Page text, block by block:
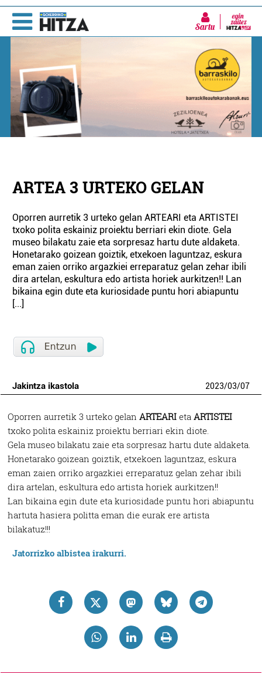
Sartu
ARTEA 3 URTEKO GELAN
Oporren aurretik 3 urteko gelan ARTEARI eta ARTISTEI
txoko polita eskainiz proiektu berriari ekin diote. Gela
museo bilakatu zaie eta sorpresaz hartu dute aldaketa.
Honetarako goizean goiztik, etxekoen laguntzaz, eskura
eman zaien orriko argazkiei erreparatuz gelan zehar ibili
dira artelan, eskultura edo artista horiek aurkitzen!! Lan
bikaina egin dute eta kuriosidade puntu hori abiapuntu
[...]
Jakintza ikastola 2023/03/07
Oporren aurretik 3 urteko gelanARTEARI etaARTISTEI
txoko polita eskainiz proiektu berriari ekin diote.
Gela museo bilakatu zaie eta sorpresaz hartu dute aldaketa.
Honetarako goizean goiztik, etxekoen laguntzaz, eskura
eman zaien orriko argazkiei erreparatuz gelan zehar ibili
dira artelan, eskultura edo artista horiek aurkitzen!!
Lan bikaina egin dute eta kuriosidade puntu hori abiapuntu
hartuta hasiera politta eman die eurak ere artista
bilakatuz!!!
Jatorrizko albistea irakurri.